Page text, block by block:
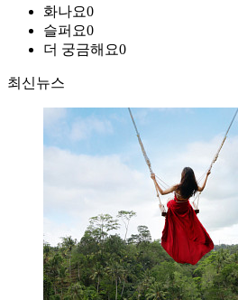
화나요0
슬퍼요0
더 궁금해요0
최신뉴스